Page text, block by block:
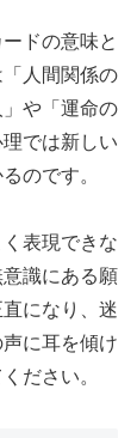
ドの意味と
人間関係の
や「運命の
では新しい
のです。
表現できな
識にある願
になり、迷
に耳を傾け
ださい。